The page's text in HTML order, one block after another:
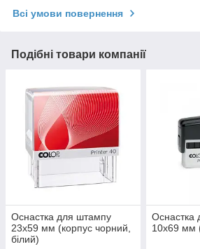
Всі умови повернення
Подібні товари компанії
Оснастка для штампу
23x59 мм (корпус чорний,
білий)
Оснастка
10x69 мм